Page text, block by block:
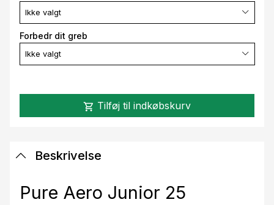
Ikke valgt
Forbedr dit greb
Ikke valgt
shopping_cart Tilføj til indkøbskurv
Beskrivelse
Pure Aero Junior 25